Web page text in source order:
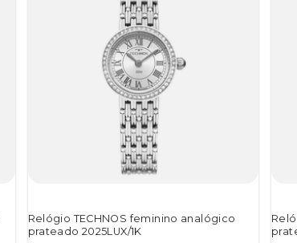
Relógio TECHNOS feminino analógico
prateado 2025LUX/1K